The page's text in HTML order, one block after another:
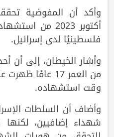
فلسطينيًا لدى إسرائيل.
وأشار الخيطان، إلى أن
من العمر 17
وقت استشهاده.
وأضاف أن السلطات
شهداء إضافيين،